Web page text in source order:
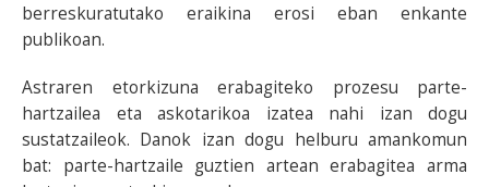
berreskuratutako eraikina erosi eban enkante
publikoan.
Astraren etorkizuna erabagiteko prozesu parte-
hartzailea eta askotarikoa izatea nahi izan dogu
sustatzaileok. Danok izan dogu helburu amankomun
bat: parte-hartzaile guztien artean erabagitea arma